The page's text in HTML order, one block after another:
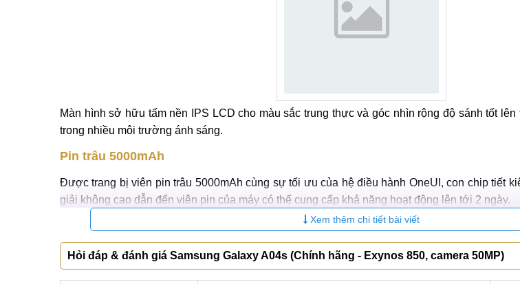
Màn hình sở hữu tấm nền IPS LCD cho màu sắc trung thực và góc nhìn rộng độ sánh tốt
trong nhiều môi trường ánh sáng.
Pin trâu 5000mAh
Được trang bị viên pin trâu 5000mAh cùng sự tối ưu của hệ điều hành OneUI, con chip tiết
giải không cao dẫn đến viên pin của máy có thể cung cấp khả năng hoạt động lên tới 2 ngày.
Xem thêm chi tiết bài viết
Hỏi đáp & đánh giá Samsung Galaxy A04s (Chính hãng - Exynos 850, camera 50MP)